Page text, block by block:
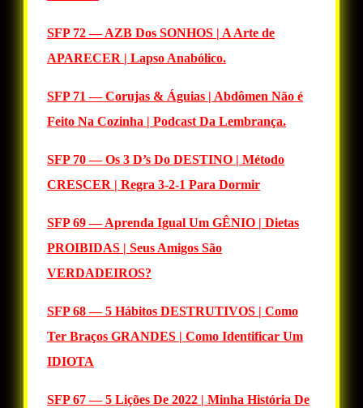
SFP 72 — AZB Dos SONHOS | A Arte de
APARECER | Lapso Anabólico.
SFP 71 — Corujas & Águias | Abdômen Não é
Feito Na Cozinha | Podcast Da Lembrança.
SFP 70 — Os 3 D’s Do DESTINO | Método
CRESCER | Regra 3-2-1 Para Dormir
SFP 69 — Aprenda Igual Um GÊNIO | Dietas
PROIBIDAS | Seus Amigos São
VERDADEIROS?
SFP 68 — 5 Hábitos DESTRUTIVOS | Como
Ter Braços GRANDES | Como Identificar Um
IDIOTA
SFP 67 — 5 Lições De 2022 | Minha História De